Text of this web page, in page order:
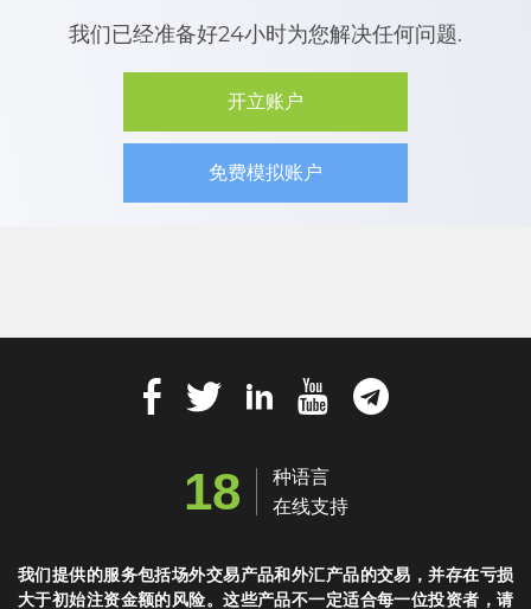
我们已经准备好24小时为您解决任何问题.
开立账户
免费模拟账户
18
种语言
在线支持
我们提供的服务包括场外交易产品和外汇产品的交易，并存在亏损
大于初始注资金额的风险。这些产品不一定适合每一位投资者，请